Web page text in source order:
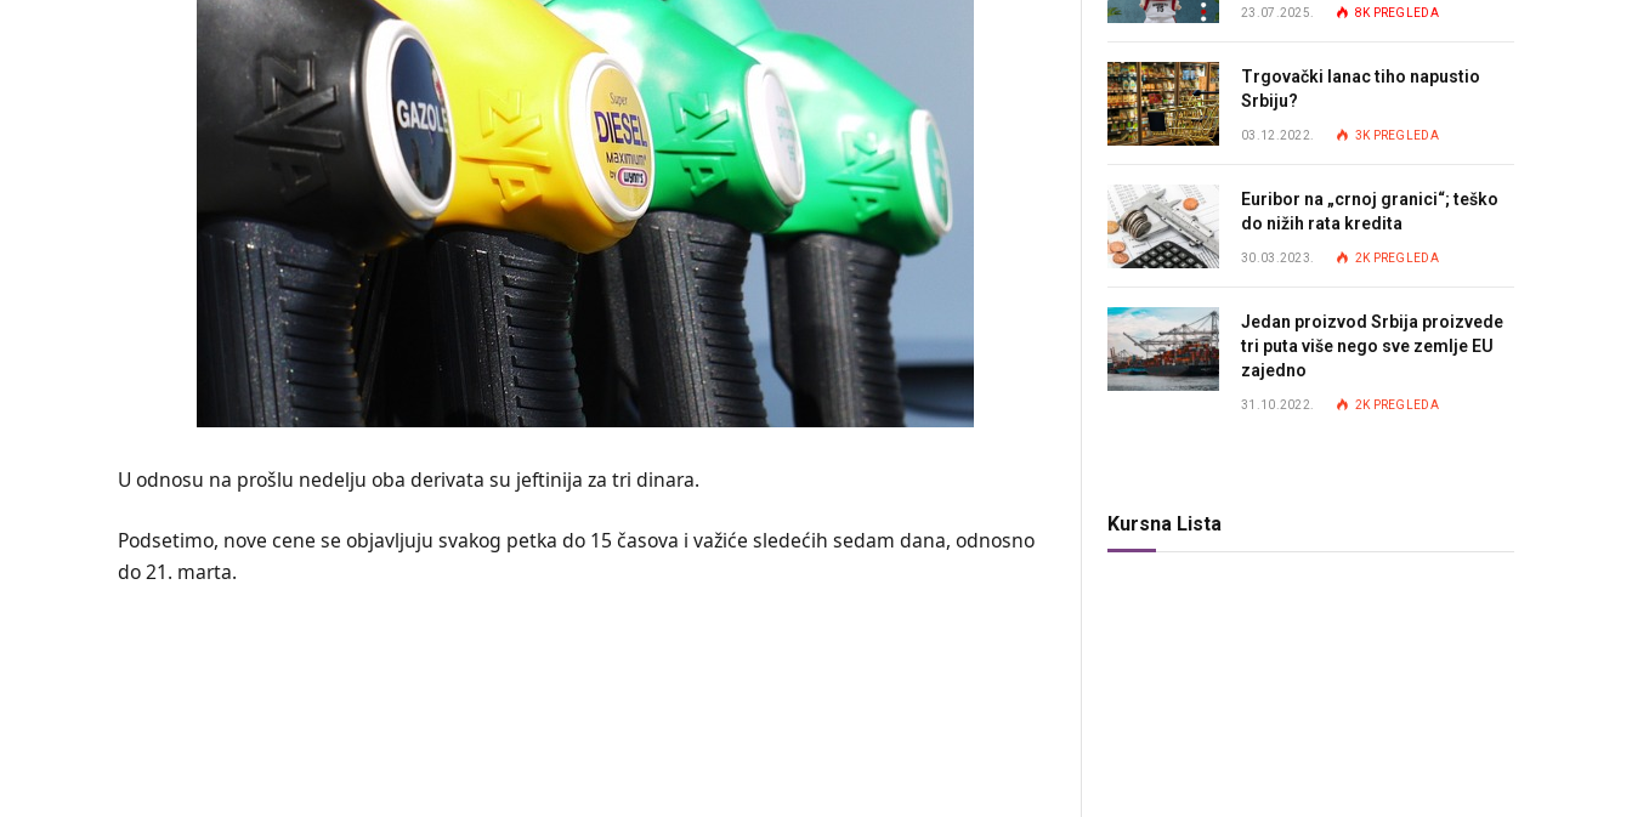
U odnosu na prošlu nedelju oba derivata su jeftinija za tri dinara.
Podsetimo, nove cene se objavljuju svakog petka do 15 časova i važiće sledećih sedam dana, odnosno
do 21. marta.
23.07.2025. 8K PREGLEDA
Trgovački lanac tiho napustio
Srbiju?
03.12.2022. 3K PREGLEDA
Euribor na „crnoj granici“; teško
do nižih rata kredita
30.03.2023. 2K PREGLEDA
Jedan proizvod Srbija proizvede
tri puta više nego sve zemlje EU
zajedno
31.10.2022. 2K PREGLEDA
Kursna Lista